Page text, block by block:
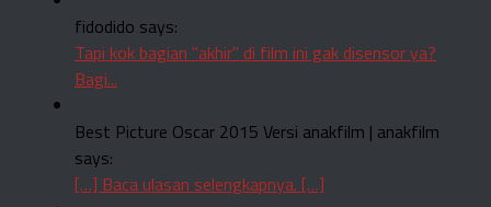
fidodido says:
Tapi kok bagian "akhir" di film ini gak disensor ya?
Bagi...
Best Picture Oscar 2015 Versi anakfilm | anakfilm
says:
[…] Baca ulasan selengkapnya. […]